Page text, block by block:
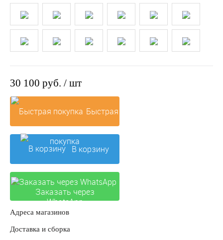
30 100 руб. / шт
Быстрая
покупка
В корзину
Заказать через
WhatsApp
Адреса магазинов
Доставка и сборка